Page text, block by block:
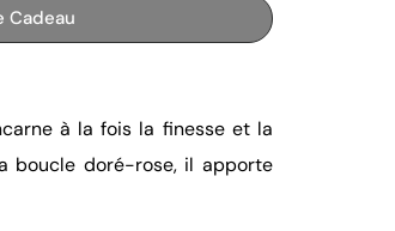
Cadeau
à la fois la finesse et la
boucle doré-rose, il apporte